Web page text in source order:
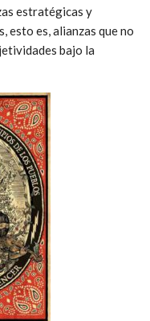
estratégicas y
esto es, alianzas que no
bajo la